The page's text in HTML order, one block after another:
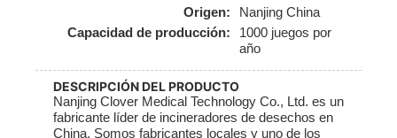
Origen:
Nanjing China
Capacidad de producción:
1000 juegos por
año
DESCRIPCIÓN DEL PRODUCTO
Nanjing Clover Medical Technology Co., Ltd. es un
fabricante líder de incineradores de desechos en
China. Somos fabricantes locales y uno de los